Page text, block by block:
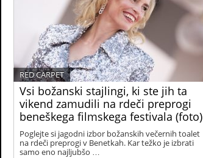
Vsi božanski stajlingi, ki ste jih ta
vikend zamudili na rdeči preprogi
beneškega filmskega festivala (foto)
RED CARPET
Poglejte si jagodni izbor božanskih večernih toalet
na rdeči preprogi v Benetkah. Kar težko je izbrati
samo eno najljubšo …